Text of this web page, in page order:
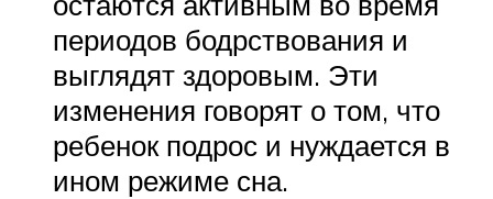
периодов бодрствования и
выглядят здоровым. Эти
изменения говорят о том, что
ребенок подрос и нуждается в
ином режиме сна.